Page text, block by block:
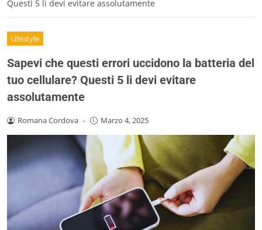
Questi 5 li devi evitare assolutamente
Lifestyle
Sapevi che questi errori uccidono la batteria del
tuo cellulare? Questi 5 li devi evitare
assolutamente
Romana Cordova - Marzo 4, 2025